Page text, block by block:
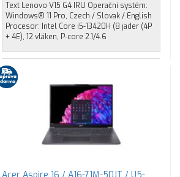
Text Lenovo V15 G4 IRU Operační systém:
Windows® 11 Pro, Czech / Slovak / English
Procesor: Intel Core i5-13420H (8 jader (4P
+ 4E), 12 vláken, P-core 2.1/4.6